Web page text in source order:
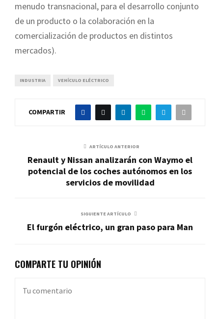
menudo transnacional, para el desarrollo conjunto
de un producto o la colaboración en la
comercialización de productos en distintos
mercados).
INDUSTRIA VEHÍCULO ELÉCTRICO
COMPARTIR
ARTÍCULO ANTERIOR
Renault y Nissan analizarán con Waymo el
potencial de los coches autónomos en los
servicios de movilidad
SIGUIENTE ARTÍCULO
El furgón eléctrico, un gran paso para Man
COMPARTE TU OPINIÓN